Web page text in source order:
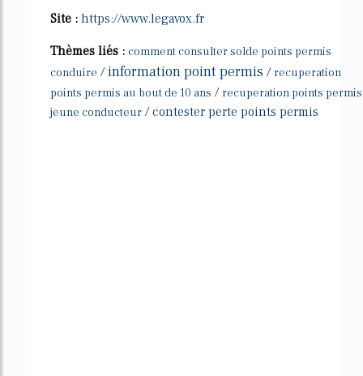
Site : https://www.legavox.fr
Thèmes liés : comment consulter solde points permis
conduire /information point permis / recuperation
points permis au bout de 10 ans / recuperation points permis
jeune conducteur /contester perte points permis